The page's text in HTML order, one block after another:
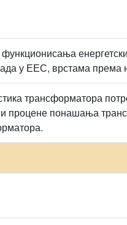
у ЕЕС, врстама према
трансформатора
и процене понашања